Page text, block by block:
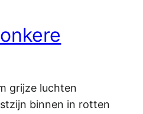
grijze luchten
binnen in rotten